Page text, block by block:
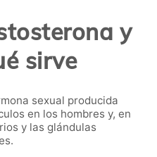
y
sirve
sexual producida
en los hombres y, en
y las glándulas